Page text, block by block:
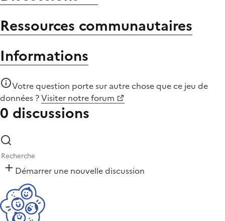
Ressources communautaires
Informations
Votre question porte sur autre chose quece jeu de
données ?Visiter notre forum
0 discussions
Démarrer une nouvelle discussion